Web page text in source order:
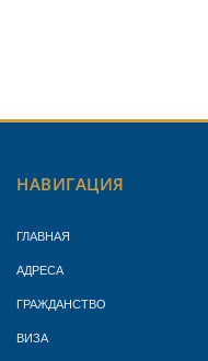
НАВИГАЦИЯ
ГЛАВНАЯ
АДРЕСА
ГРАЖДАНСТВО
ВИЗА